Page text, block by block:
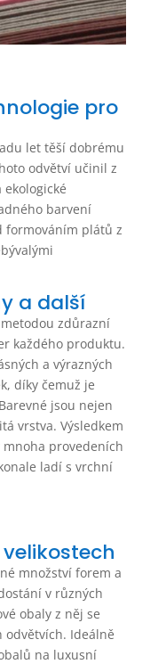
pro
let těší dobrému
odvětví učinil z
barvení
formováním plátů z
a další
zdůrazní
každého produktu.
a výrazných
díky čemuž je
jsou nejen
vrstva. Výsledkem
provedeních
ladí s vrchní
množství forem a
v různých
obaly z něj se
odvětvích. Ideálně
na luxusní